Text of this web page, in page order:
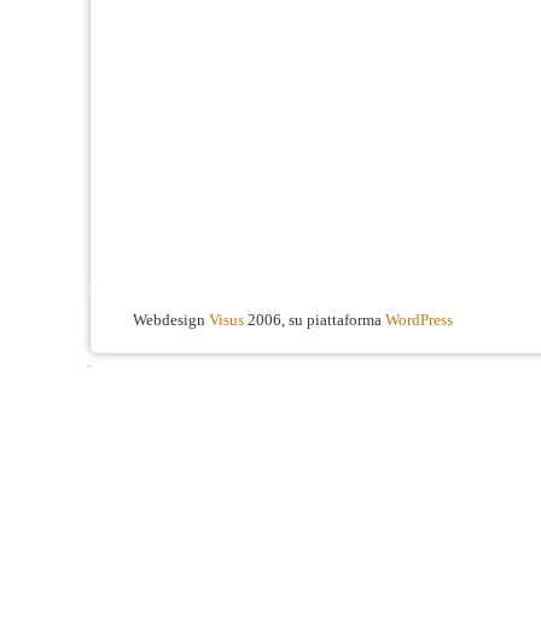
Webdesign Visus 2006, su piattaforma WordPress